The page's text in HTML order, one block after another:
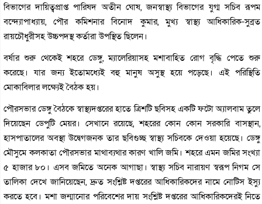
বিভাগের দায়িত্বপ্রাপ্ত পারিষদ অতীন ঘোষ, জনস্বাস্থ‌্য বিভাগের যুগ্ম সচিব রূপম
বন্দ্যোপাধ‌্যায়, পৌর কমিশনার বিনোদ কুমার, মুখ্য স্বাস্থ্য আধিকারিক-সুব্রত
রায়চৌধুরীসহ উচ্চপদস্থ কর্তারা উপস্থিত ছিলেন।
বর্ষার শুরু থেকেই শহরে ডেঙ্গু, ম্যালেরিয়াসহ মশাবাহিত রোগ বৃদ্ধি পেতে শুরু
করেছে। যার জন্য ইতোমধ্যেই বহু মানুষ অসুস্থ হয়ে পড়েছে। এই পরিস্থিতি
মোকাবিলার লক্ষ্যেই বৈঠক হয়।
পৌরসভার ডেঙ্গু বৈঠকে স্বাস্থ‌্যদপ্তরের হাতে ত্রিশটি ছবিসহ একটি ফটো অ‌্যালবাম তুলে
দিয়েছেন ডেপুটি মেয়র। সেখানে রয়েছে, শহরের কোন কোন সরকারি বাসস্থান,
হাসপাতালের অবস্থা উদ্বেগজনক তার ছবিগুচ্ছ স্বাস্থ‌্য সচিবকে দেওয়া হয়েছে। ডেঙ্গু
মৌসুমে কলকাতা পৌরসভার মাথাব‌্যথার কারণ খালি জমি। শহরে এমন জমির সংখ‌্যা
৫ হাজার ৮০। এসব জমিতে অনেক আগাছা। স্বাস্থ‌্য সচিব নারায়ণ স্বরূপ নিগম সে
তালিকা দেখে জানিয়েছেন, দ্রুত সংশ্লিষ্ট দপ্তরের আধিকারিকদের নামে নোটিস ইস‌্যু
করতে হবে। মশা জন্মানোর পরিবেশের দায় সংশ্লিষ্ট দপ্তরের আধিকারিকদেরই নিতে